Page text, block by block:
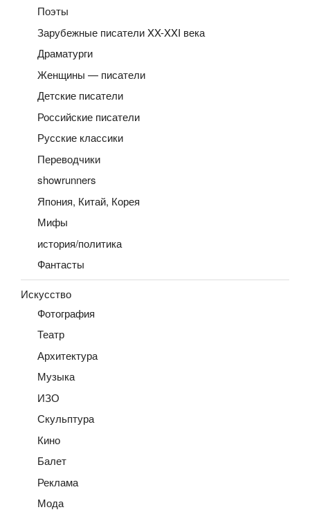
Поэты
Зарубежные писатели XX-XXI века
Драматурги
Женщины — писатели
Детские писатели
Российские писатели
Русские классики
Переводчики
showrunners
Япония, Китай, Корея
Мифы
история/политика
Фантасты
Искусство
Фотография
Театр
Архитектура
Музыка
ИЗО
Скульптура
Кино
Балет
Реклама
Мода